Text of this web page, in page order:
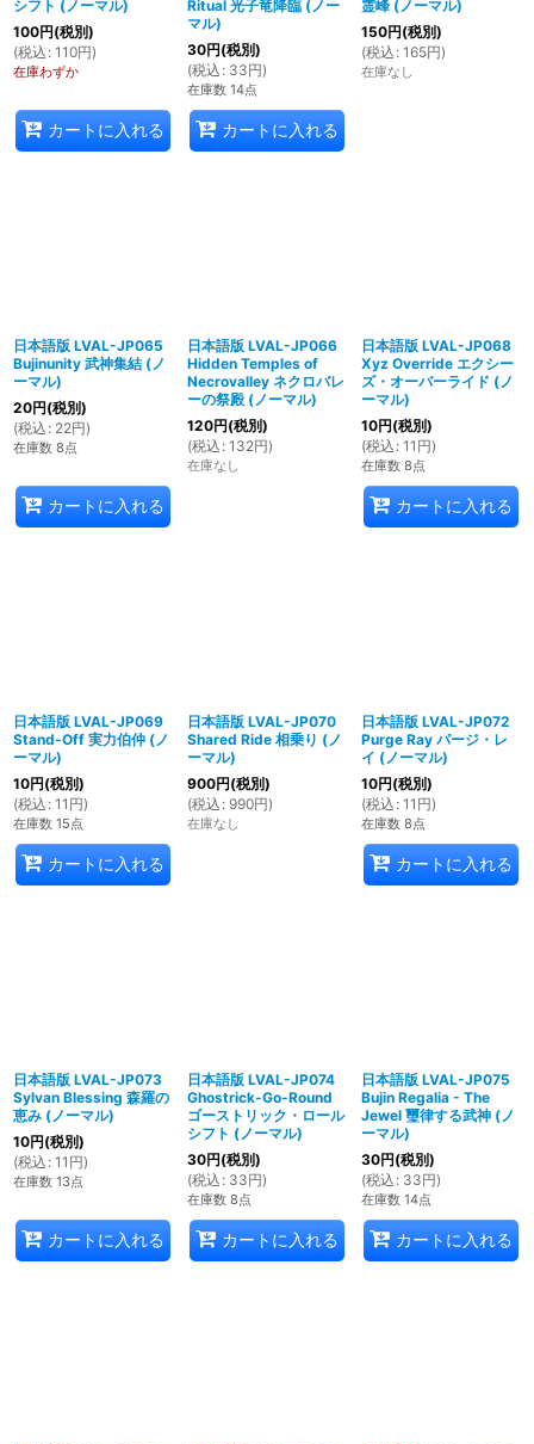
シフト (ノーマル)
100円(税別)
(税込 : 110円)
在庫わずか
カートに入れる
Ritual 光子竜降臨 (ノー
マル)
30円(税別)
(税込 : 33円)
在庫数 14点
カートに入れる
霊峰 (ノーマル)
150円(税別)
(税込 : 165円)
在庫なし
日本語版 LVAL-JP065
Bujinunity 武神集結 (ノ
ーマル)
20円(税別)
(税込 : 22円)
在庫数 8点
カートに入れる
日本語版 LVAL-JP066
Hidden Temples of
Necrovalley ネクロバレ
ーの祭殿 (ノーマル)
120円(税別)
(税込 : 132円)
在庫なし
日本語版 LVAL-JP068
Xyz Override エクシー
ズ・オーバーライド (ノ
ーマル)
10円(税別)
(税込 : 11 円)
在庫数 8点
カートに入れる
日本語版 LVAL-JP069
Stand-Off 実力伯仲 (ノ
ーマル)
10円(税別)
(税込 : 11 円)
在庫数 15点
カートに入れる
日本語版 LVAL-JP070
Shared Ride 相乗り (ノ
ーマル)
900円(税別)
(税込 : 990円)
在庫なし
日本語版 LVAL-JP072
Purge Ray パージ・レ
イ (ノーマル)
10円(税別)
(税込 : 11 円)
在庫数 8点
カートに入れる
日本語版 LVAL-JP073
Sylvan Blessing 森羅の
恵み (ノーマル)
10円(税別)
(税込 : 11 円)
在庫数 13点
カートに入れる
日本語版 LVAL-JP074
Ghostrick-Go-Round
ゴーストリック・ロール
シフト (ノーマル)
30円(税別)
(税込 : 33円)
在庫数 8点
カートに入れる
日本語版 LVAL-JP075
Bujin Regalia - The
Jewel 璽律する武神 (ノ
ーマル)
30円(税別)
(税込 : 33円)
在庫数 14点
カートに入れる